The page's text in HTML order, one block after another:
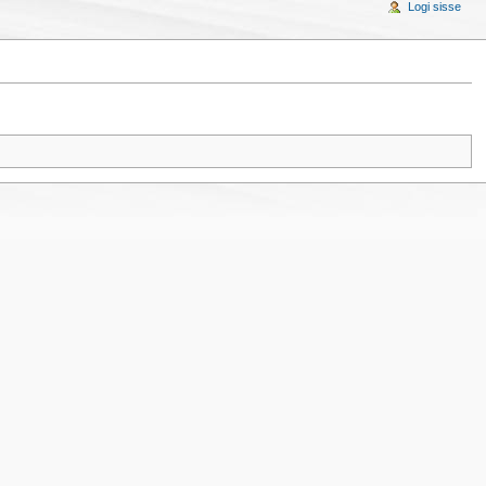
Logi sisse